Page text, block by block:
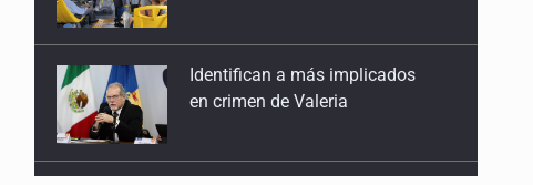
23 de Marzo de 2026
Los otros 364 días
9 de Marzo de 2026
Capturan en Zapopan a